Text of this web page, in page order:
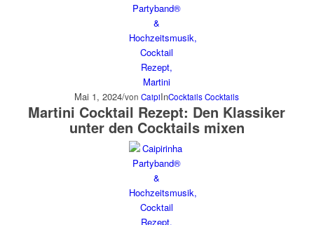
Mai 1, 2024/vonCaipiInCocktails Cocktails
Martini Cocktail Rezept: Den Klassiker
unter den Cocktails mixen